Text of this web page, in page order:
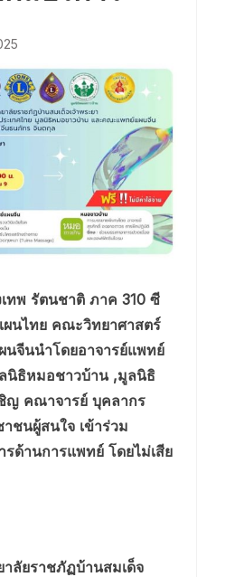
ทพ รัตนชาติ ภาค 310 ซี
นไทย คณะวิทยาศาสตร์
จีนนำโดยอาจารย์แพทย์
นิธิหมอชาวบ้าน ,มูลนิธิ
ญ คณาจารย์ บุคลากร
ชนผู้สนใจ เข้าร่วม
ด้านการแพทย์ โดยไม่เสีย
ลัยราชภัฏบ้านสมเด็จ